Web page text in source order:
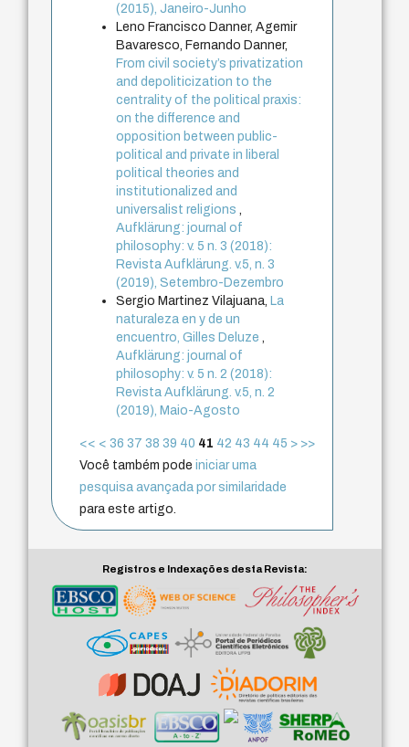
(2015), Janeiro-Junho
Leno Francisco Danner, Agemir
Bavaresco, Fernando Danner,
From civil society’s privatization
and depoliticization to the
centrality of the political praxis:
on the difference and
opposition between public-
political and private in liberal
political theories and
institutionalized and
universalist religions,
Aufklärung: journal of
philosophy: v. 5 n. 3 (2018):
Revista Aufklärung. v.5, n. 3
(2019), Setembro-Dezembro
Sergio Martinez Vilajuana, La
naturaleza en y de un
encuentro, Gilles Deluze,
Aufklärung: journal of
philosophy: v. 5 n. 2 (2018):
Revista Aufklärung. v.5, n. 2
(2019), Maio-Agosto
<< < 36 37 38 39 40 41 42 43 44 45 > >>
Você também podeiniciar uma
pesquisa avançada por similaridade
para este artigo.
Registros e Indexações desta Revista: